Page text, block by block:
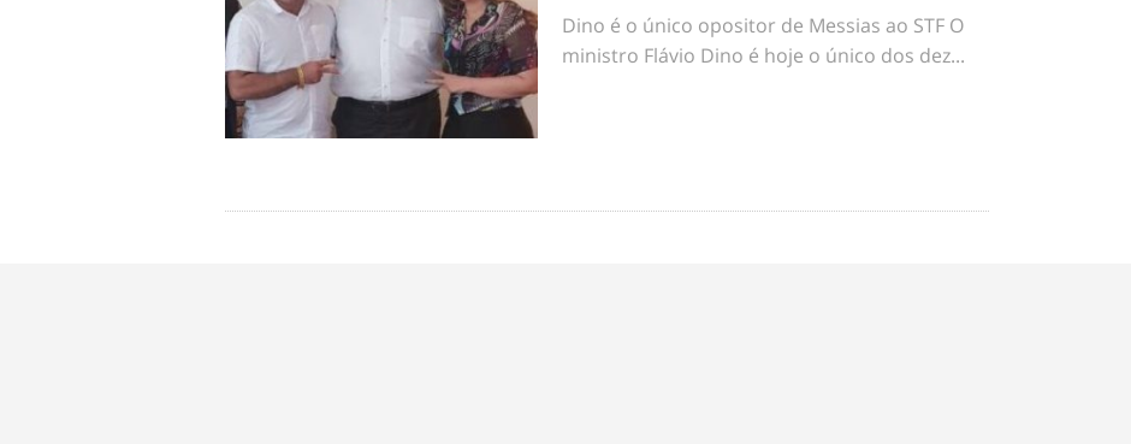
Dino é o único opositor de Messias ao STF O
ministro Flávio Dino é hoje o único dos dez...